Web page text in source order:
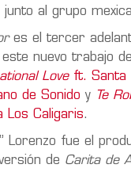
junto al grupo
es el tercer
nuevo trabajo
Love ft. Santa
de Sonido y Te
Los Caligaris.
Lorenzo fue el
de Carita de